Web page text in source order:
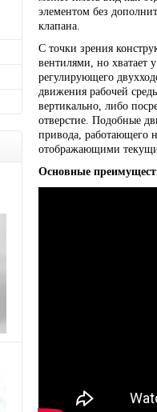
элементом без
клапана.
С точки зрения
вентилями, но хватает
регулирующего
движения рабочей
вертикально, либо
отверстие. Подобные
привода, работающего
отображающими
Основные